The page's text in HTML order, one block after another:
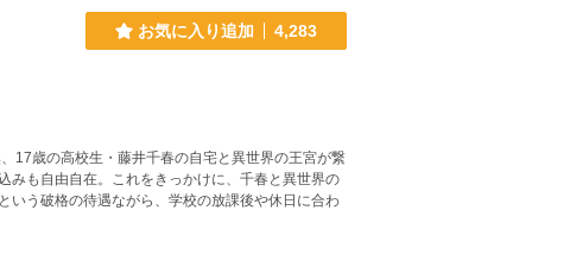
お気に入り追加 4,283
17歳の高校生・藤井千春の自宅と異世界の王宮が繋
みも自由自在。これをきっかけに、千春と異世界の
いう破格の待遇ながら、学校の放課後や休日に合わ